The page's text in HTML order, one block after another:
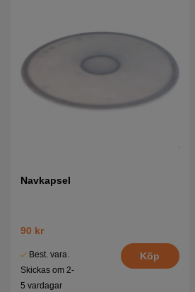
Navkapsel
90 kr
Best. vara.
Skickas om 2-
5 vardagar
Köp